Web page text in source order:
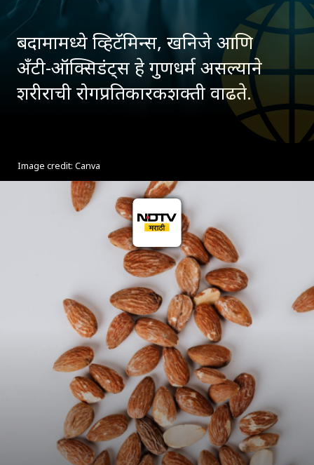
बदामामध्ये व्हिटॅमिन्स, खनिजे आणि
अँटी-ऑक्सिडंट्स हे गुणधर्म असल्याने
शरीराची रोगप्रतिकारकशक्ती वाढते.
Image credit: Canva